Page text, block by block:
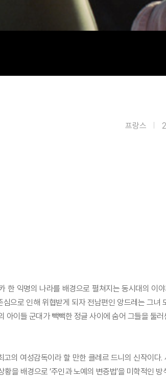
프랑스
한 익명의 나라를 배경으로 펼쳐지는 동시대의 이
심으로 인해 위협받게 되자 전남편인 앙드레는 그
아이들 군대가 빽빽한 정글 사이에 숨어 그들을 둘러
의 여성감독이라 할 만한 클레르 드니의 신작이
황을 배경으로 ‘주인과 노예의 변증법’을 미학적인